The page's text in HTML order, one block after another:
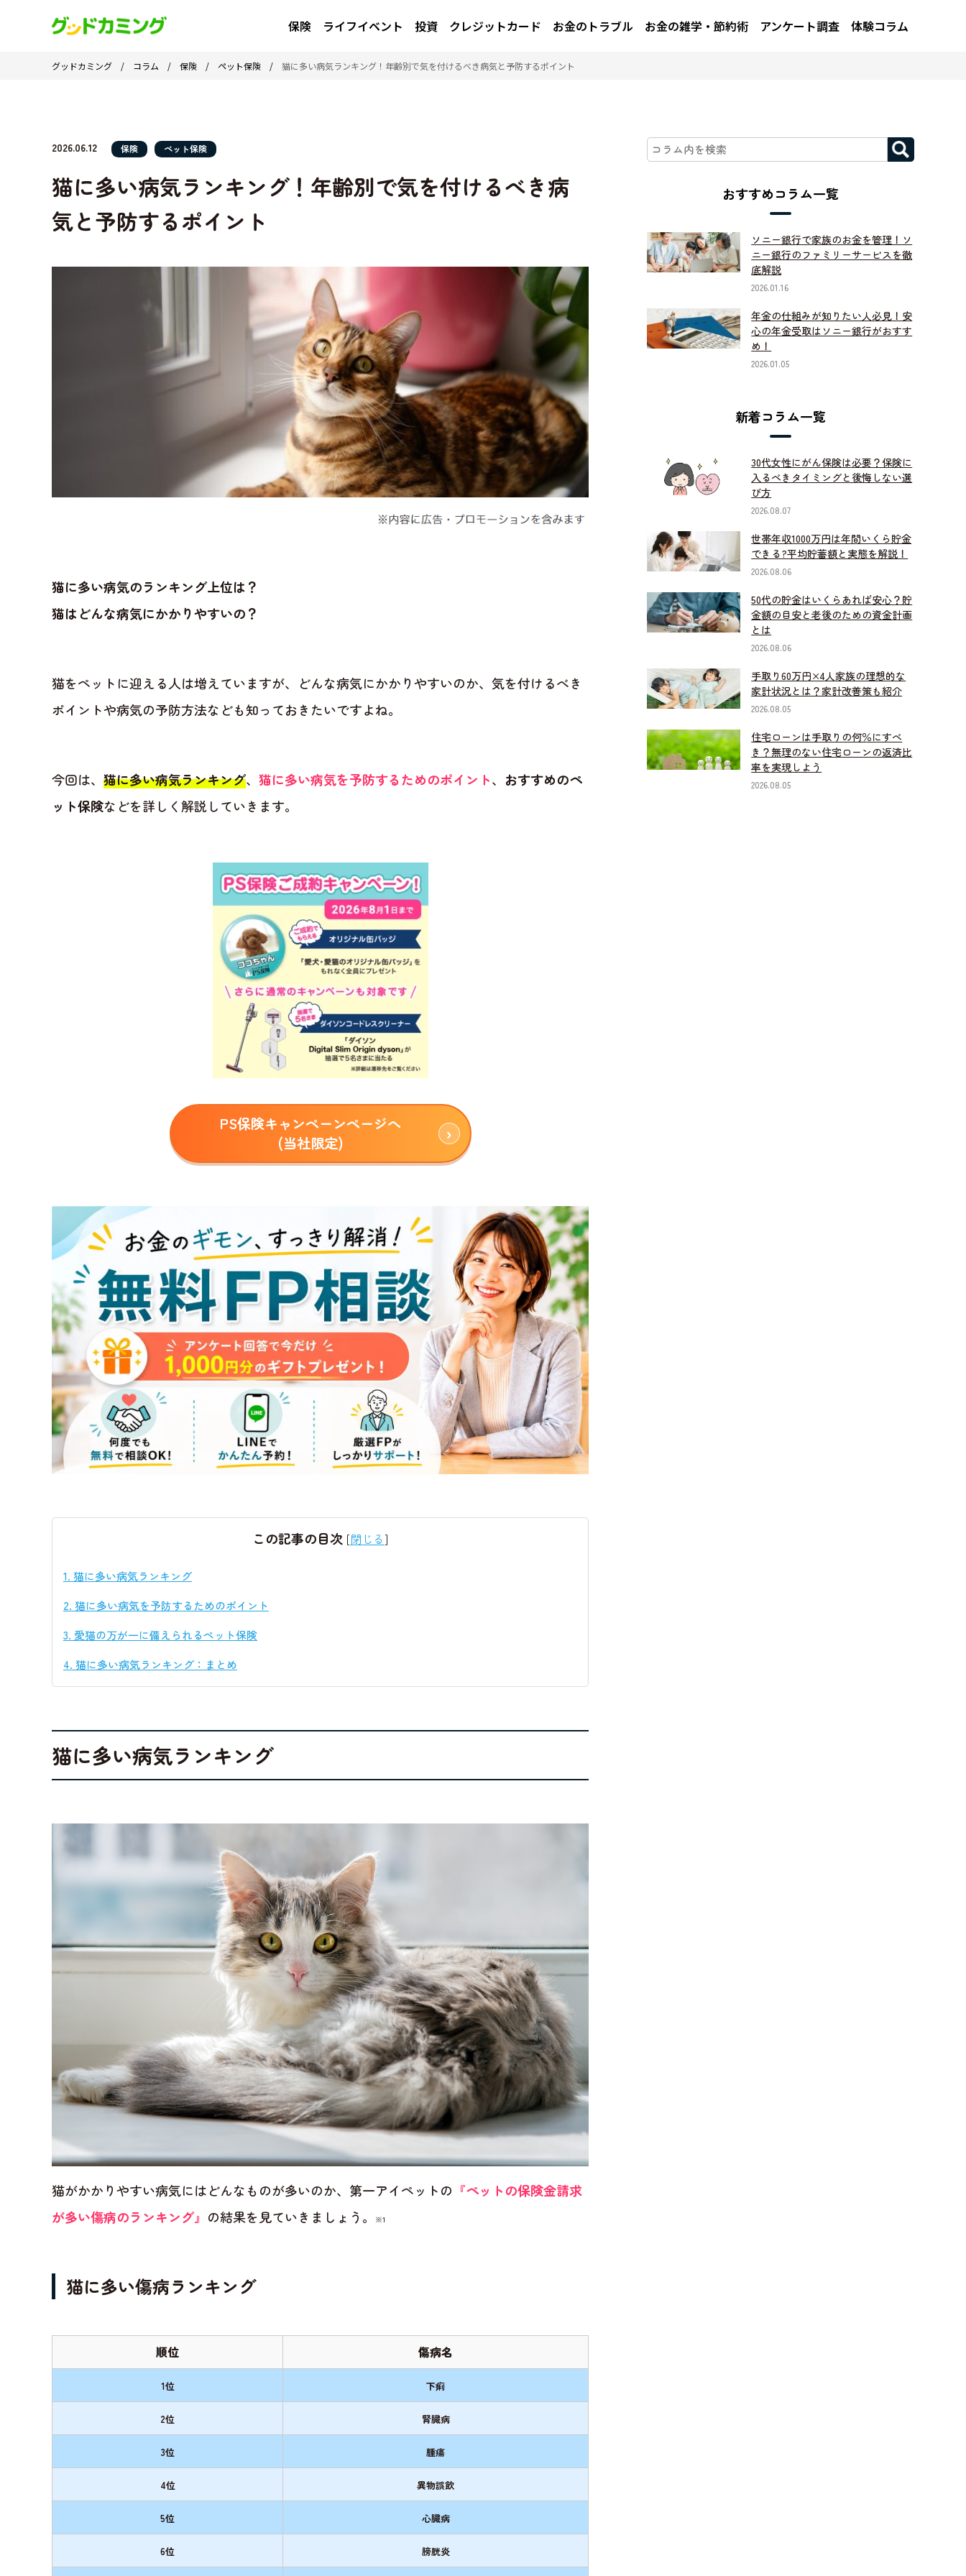
保険 ライフイベント 投資 クレジットカード お金のトラブル お金の雑学・節約術 アンケート調査 体験コラム
グッドカミング / コラム / 保険 / ペット保険 / 猫に多い病気ランキング！年齢別で気を付けるべき病気と予防するポイント
2026.06.12 保険 ペット保険
猫に多い病気ランキング！年齢別で気を付けるべき病
気と予防するポイント
猫に多い病気のランキング上位は？
猫はどんな病気にかかりやすいの？
猫をペットに迎える人は増えていますが、どんな病気にかかりやすいのか、気を付けるべき
ポイントや病気の予防方法なども知っておきたいですよね。
今回は、 猫に多い病気ランキング、 猫に多い病気を予防するためのポイント、 おすすめのペ
ット保険などを詳しく解説していきます。
PS保険キャンペーンページへ
(当社限定)
この記事の目次 [閉じる ]
1. 猫に多い病気ランキング
2. 猫に多い病気を予防するためのポイント
3. 愛猫の万が一に備えられるペット保険
4. 猫に多い病気ランキング：まとめ
猫に多い病気ランキング
猫がかかりやすい病気にはどんなものが多いのか、第一アイペットの 『ペットの保険金請求
が多い傷病のランキング』 の結果を見ていきましょう。 ※1
猫に多い傷病ランキング
順位 傷病名
1位 下痢
2位 腎臓病
3位 腫瘍
4位 異物誤飲
5位 心臓病
6位 膀胱炎
おすすめコラム一覧
ソニー銀行で家族のお金を管理！ソ
ニー銀行のファミリーサービスを徹
底解説
2026.01.16
年金の仕組みが知りたい人必見！安
心の年金受取はソニー銀行がおすす
め！
2026.01.05
新着コラム一覧
30代女性にがん保険は必要？保険に
入るべきタイミングと後悔しない選
び方
2026.08.07
世帯年収1000万円は年間いくら貯金
できる?平均貯蓄額と実態を解説！
2026.08.06
50代の貯金はいくらあれば安心？貯
金額の目安と老後のための資金計画
とは
2026.08.06
手取り60万円×4人家族の理想的な
家計状況とは？家計改善策も紹介
2026.08.05
住宅ローンは手取りの何％にすべ
き？無理のない住宅ローンの返済比
率を実現しよう
2026.08.05